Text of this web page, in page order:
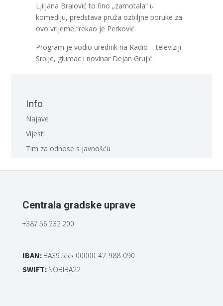
Ljiljana Bralović to fino „zamotala“ u
komediju, predstava pruža ozbiljne poruke za
ovo vrijeme,“rekao je Perković.
Program je vodio urednik na Radio – televiziji
Srbije, glumac i novinar Dejan Grujić.
Info
Najave
Vijesti
Tim za odnose s javnošću
Centrala gradske uprave
+387 56 232 200
IBAN:BA39 555-00000-42-988-090
SWIFT:NOBIBA22